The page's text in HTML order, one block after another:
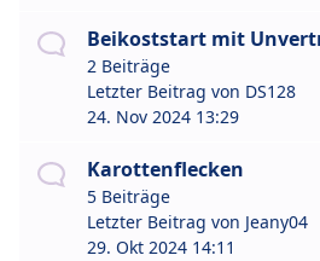
Beikoststart mit
2 Beiträge
Letzter Beitrag von DS128
24. Nov 2024 13:29
Karottenflecken
5 Beiträge
Letzter Beitrag von Jeany04
29. Okt 2024 14:11